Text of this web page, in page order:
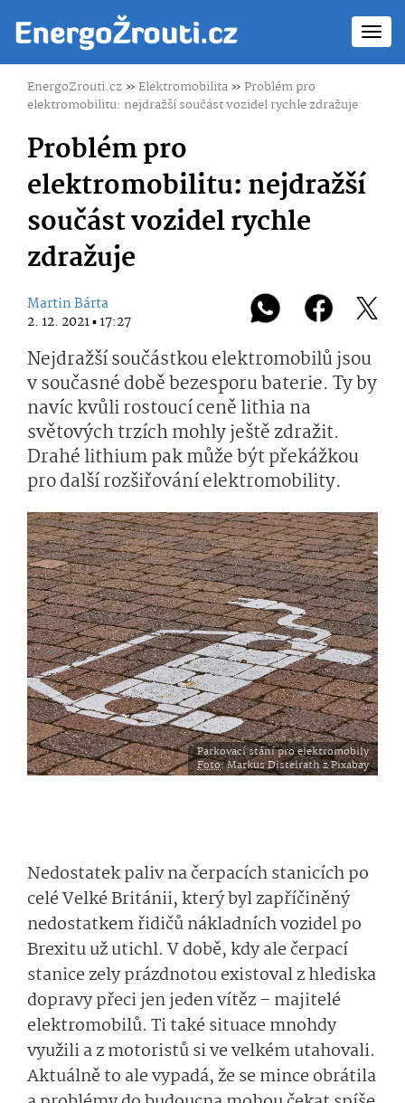
EnergoZrouti.cz»Elektromobilita»Problém pro
elektromobilitu: nejdražší součást vozidel rychle zdražuje
Problém pro
elektromobilitu: nejdražší
součást vozidel rychle
zdražuje
Martin Bárta
2. 12. 2021 ▪ 17:27
Nejdražší součástkou elektromobilů jsou
v současné době bezesporu baterie. Ty by
navíc kvůli rostoucí ceně lithia na
světových trzích mohly ještě zdražit.
Drahé lithium pak může být překážkou
pro další rozšiřování elektromobility.
Parkovací stání pro elektromobily
Foto: Markus Distelrath z Pixabay
Nedostatek paliv na čerpacích stanicích po
celé Velké Británii, který byl zapříčiněný
nedostatkem řidičů nákladních vozidel po
Brexitu už utichl. V době, kdy ale čerpací
stanice zely prázdnotou existoval z hlediska
dopravy přeci jen jeden vítěz – majitelé
elektromobilů. Ti také situace mnohdy
využili a z motoristů si ve velkém utahovali.
Aktuálně to ale vypadá, že se mince obrátila